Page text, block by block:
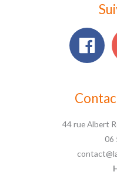
44 rue Albert
06